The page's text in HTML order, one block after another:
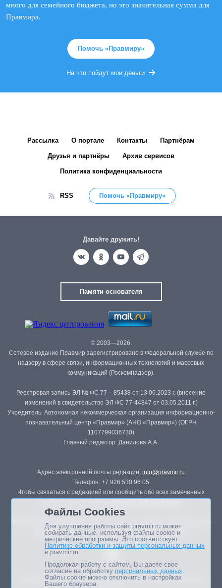
много для семейного бюджета, но это значительная сумма для
Правмира.
Помочь «Правмиру»
На что пойдут мои деньги
Рассылка О портале Контакты Партнёрам
Друзья и партнёры Архив сервисов
Политика конфиденциальности
RSS Помочь «Правмиру»
Давайте дружить!
Памяти основателя
© 2003—2026.
Сетевое издание Правмир зарегистрировано в Федеральной службе по
надзору в сфере связи, информационных технологий и массовых
коммуникаций (Роскомнадзор).
Реестровая запись ЭЛ № ФС 77 – 85438 от 13.06.2023 г. (внесение
изменений в свидетельство ЭЛ ФС 77-44847 от 03.05.2011 г.)
Учредитель: Автономная некоммерческая организация информационно-
познавательный центр «Правмир» (АНО «Правмир») (ОГРН
1107799036730)
Главный редактор: Данилова А.А.
Адрес электронной почты редакции: info@pravmir.ru
Телефон: +7 926 530 96 05
Чтобы связаться с редакцией или сообщить обо всех замеченных
Републикация материалов сайта в печатных изданиях (книгах, прессе)
возможна только с письменного разрешения редакции.
Мнение авторов статей портала может не совпадать с позицией
Файлы Cookies
Для улучшения работы сайт pravmir.ru может
собирать данные, используя файлы cookie и
метрические программы. Это соответствует
Политике обработки и защиты персональных данных
в pravmir.ru
Продолжая работу с сайтом, Вы даете свое
согласие на обработку персональных данных.
Файлы cookie можно отключить в настройках
Вашего браузера.